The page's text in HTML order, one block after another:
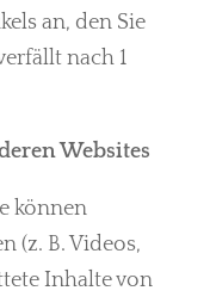
an, den Sie
nach 1
Websites
können
(z. B. Videos,
Inhalte von